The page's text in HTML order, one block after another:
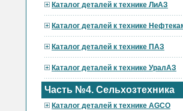
Каталог деталей к технике ЛиАЗ
Каталог деталей к технике
Каталог деталей к технике ПАЗ
Каталог деталей к технике УралАЗ
Часть №4. Сельхозтехника
Каталог деталей к технике AGCO